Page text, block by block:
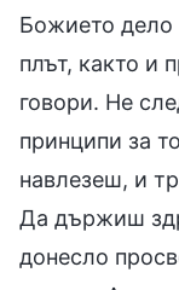
Божието дело
плът, както и
говори. Не
принципи за
навлезеш, и
Да държиш
донесло